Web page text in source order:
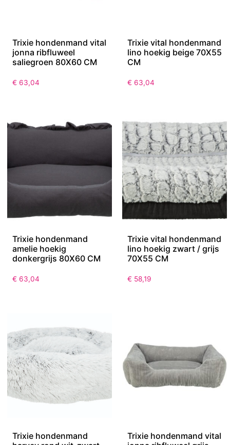
Trixie hondenmand vital
jonna ribfluweel
saliegroen 80X60 CM
€ 63,04
Trixie vital hondenmand
lino hoekig beige 70X55
CM
€ 63,04
Trixie hondenmand
amelie hoekig
donkergrijs 80X60 CM
€ 63,04
Trixie vital hondenmand
lino hoekig zwart / grijs
70X55 CM
€ 58,19
Trixie hondenmand
Trixie hondenmand vital